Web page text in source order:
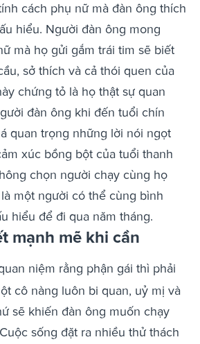
cách phụ nữ mà đàn ông thích
hiểu. Người đàn ông mong
mà họ gửi gắm trái tim sẽ biết
sở thích và cả thói quen của
chứng tỏ là họ thật sự quan
đàn ông khi đến tuổi chín
quan trọng những lời nói ngọt
xúc bồng bột của tuổi thanh
chọn người chạy cùng họ
một người có thể cùng bình
hiểu để đi qua năm tháng.
mạnh mẽ khi cần
niệm rằng phận gái thì phải
cô nàng luôn bi quan, uỷ mị và
sẽ khiến đàn ông muốn chạy
sống đặt ra nhiều thử thách